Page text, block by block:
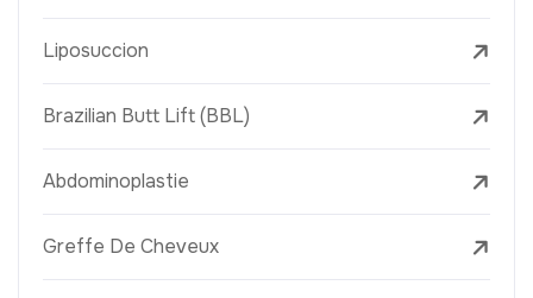
Liposuccion
Brazilian Butt Lift (BBL)
Abdominoplastie
Greffe De Cheveux